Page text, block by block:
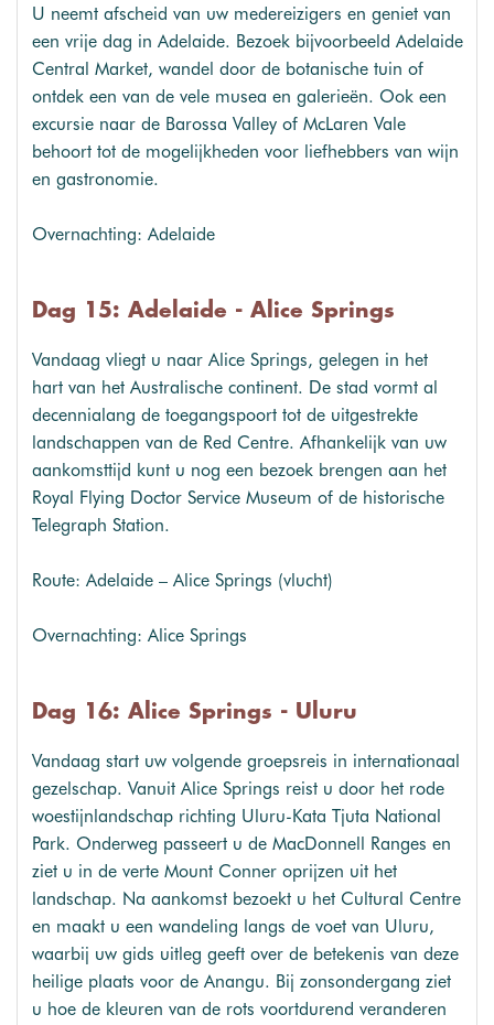
U neemt afscheid van uw medereizigers en geniet van
een vrije dag in Adelaide. Bezoek bijvoorbeeld Adelaide
Central Market, wandel door de botanische tuin of
ontdek een van de vele musea en galerieën. Ook een
excursie naar de Barossa Valley of McLaren Vale
behoort tot de mogelijkheden voor liefhebbers van wijn
en gastronomie.
Overnachting: Adelaide
Dag 15: Adelaide - Alice Springs
Vandaag vliegt u naar Alice Springs, gelegen in het
hart van het Australische continent. De stad vormt al
decennialang de toegangspoort tot de uitgestrekte
landschappen van de Red Centre. Afhankelijk van uw
aankomsttijd kunt u nog een bezoek brengen aan het
Royal Flying Doctor Service Museum of de historische
Telegraph Station.
Route: Adelaide – Alice Springs (vlucht)
Overnachting: Alice Springs
Dag 16: Alice Springs - Uluru
Vandaag start uw volgende groepsreis in internationaal
gezelschap. Vanuit Alice Springs reist u door het rode
woestijnlandschap richting Uluru-Kata Tjuta National
Park. Onderweg passeert u de MacDonnell Ranges en
ziet u in de verte Mount Conner oprijzen uit het
landschap. Na aankomst bezoekt u het Cultural Centre
en maakt u een wandeling langs de voet van Uluru,
waarbij uw gids uitleg geeft over de betekenis van deze
heilige plaats voor de Anangu. Bij zonsondergang ziet
u hoe de kleuren van de rots voortdurend veranderen